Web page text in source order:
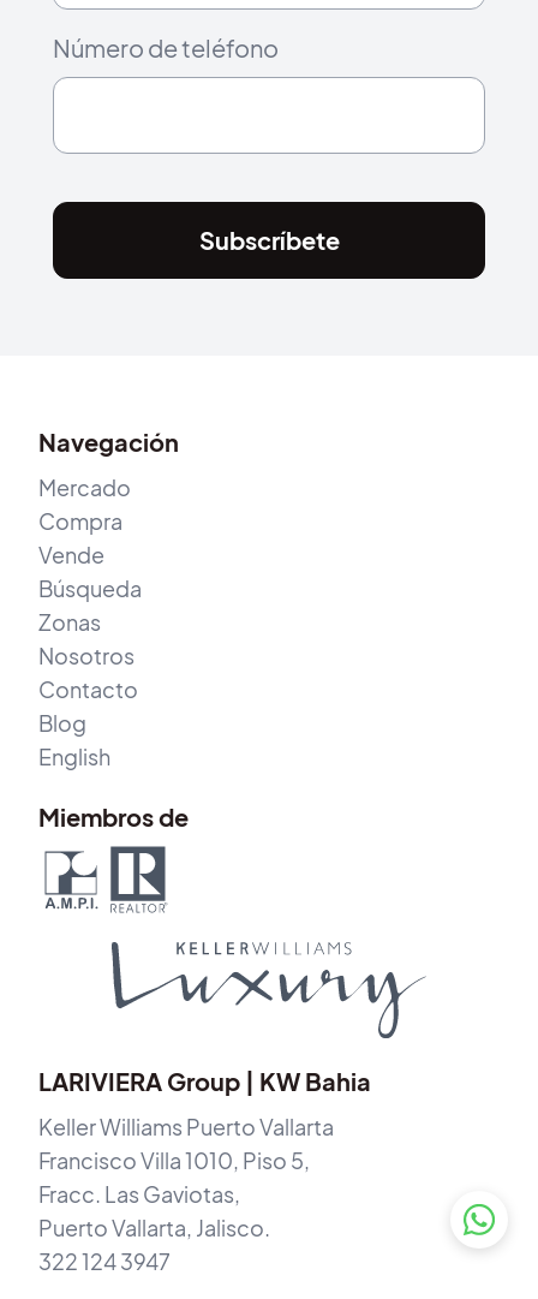
Número de teléfono
Subscríbete
Navegación
Mercado
Compra
Vende
Búsqueda
Zonas
Nosotros
Contacto
Blog
English
Miembros de
LARIVIERA Group | KW Bahia
Keller Williams Puerto Vallarta
Francisco Villa 1010, Piso 5,
Fracc. Las Gaviotas,
Puerto Vallarta, Jalisco.
322 124 3947